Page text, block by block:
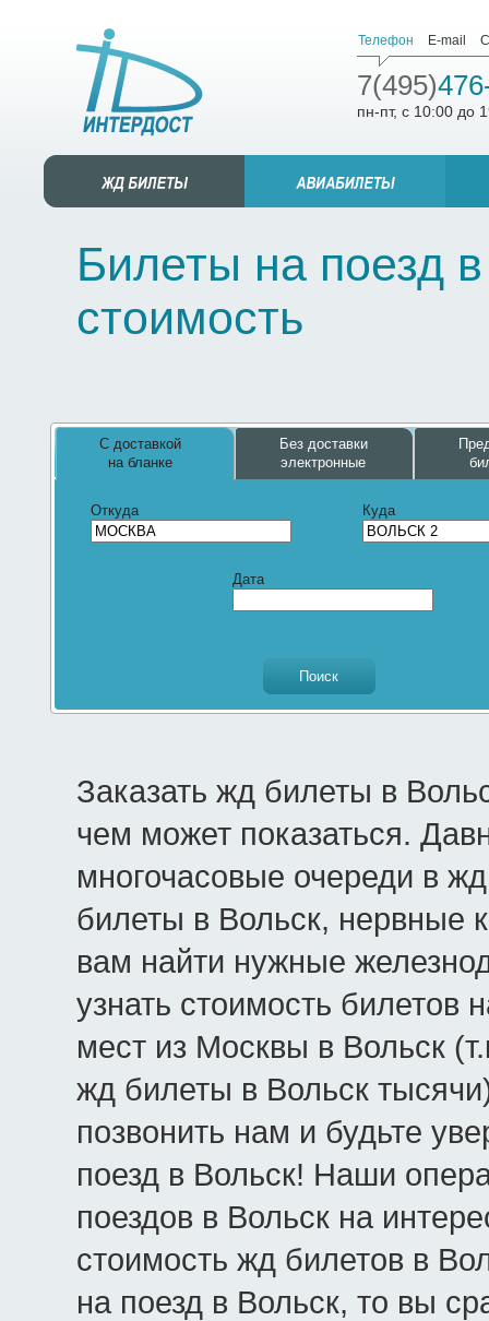
Телефон E-mail
7(495)
пн-пт, с 10:00 до
Билеты на поезд
стоимость
С доставкой
на бланке
Без доставки
электронные
Откуда Куда
Дата
Заказать жд билеты в
чем может показаться.
многочасовые очереди в
билеты в Вольск, нервные
вам найти нужные
узнать стоимость билетов
мест из Москвы в Вольск
жд билеты в Вольск
позвонить нам и будьте
поезд в Вольск! Наши
поездов в Вольск на
стоимость жд билетов в
на поезд в Вольск, то вы